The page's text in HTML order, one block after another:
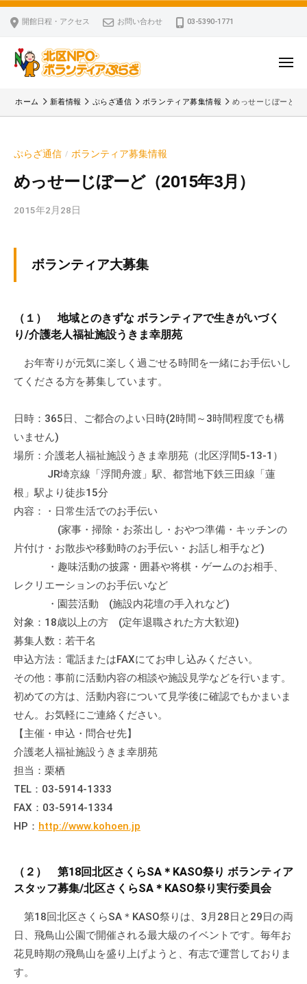
コ
ス
開館日程・アクセス お問い合わせ 03-5390-1771
区
P
・
ボ
ン
ィ
ぷ
ら
ざ
北
P
O
ボ
ぷ
ら
は
N
P
O
ボ
ン
ィ
活
の
支
援
や
、
関
す
る
総
合
情
流
の
メ
ー
ホーム 新着情報 ぷらざ通信 ボランティア募集情報 めっせーじぼーど（
ぷらざ通信 / ボランティア募集情報
めっせーじぼーど（2015年3月）
2015年2月28日
v
d
m
i
ボランティア大募集
（１） 地域とのきずな ボランティアで生きがいづく
り/介護老人福祉施設うきま幸朋苑
お年寄りが元気に楽しく過ごせる時間を一緒にお手伝いし
てくださる方を募集しています。
日時：365日、ご都合のよい日時(2時間～3時間程度でも構
いません)
場所：介護老人福祉施設うきま幸朋苑（北区浮間5-13-1）
JR埼京線「浮間舟渡」駅、都営地下鉄三田線「蓮
根」駅より徒歩15分
内容：・日常生活でのお手伝い
(家事・掃除・お茶出し・おやつ準備・キッチンの
片付け・お散歩や移動時のお手伝い・お話し相手など)
・趣味活動の披露・囲碁や将棋・ゲームのお相手、
レクリエーションのお手伝いなど
・園芸活動 (施設内花壇の手入れなど)
対象：18歳以上の方 (定年退職された方大歓迎)
募集人数：若干名
申込方法：電話またはFAXにてお申し込みください。
その他：事前に活動内容の相談や施設見学などを行います。
初めての方は、活動内容について見学後に確認でもかまいま
せん。お気軽にご連絡ください。
【主催・申込・問合せ先】
介護老人福祉施設うきま幸朋苑
担当：栗栖
TEL：03-5914-1333
FAX：03-5914-1334
HP： http://www.kohoen.jp
（２） 第18回北区さくらSA＊KASO祭り ボランティア
スタッフ募集/北区さくらSA＊KASO祭り実行委員会
第18回北区さくらSA＊KASO祭りは、3月28日と29日の両
日、飛鳥山公園で開催される最大級のイベントです。毎年お
花見時期の飛鳥山を盛り上げようと、有志で運営しておりま
す。
区
N
O
・
ラ
ィ
ア
ぷ
ら
ー